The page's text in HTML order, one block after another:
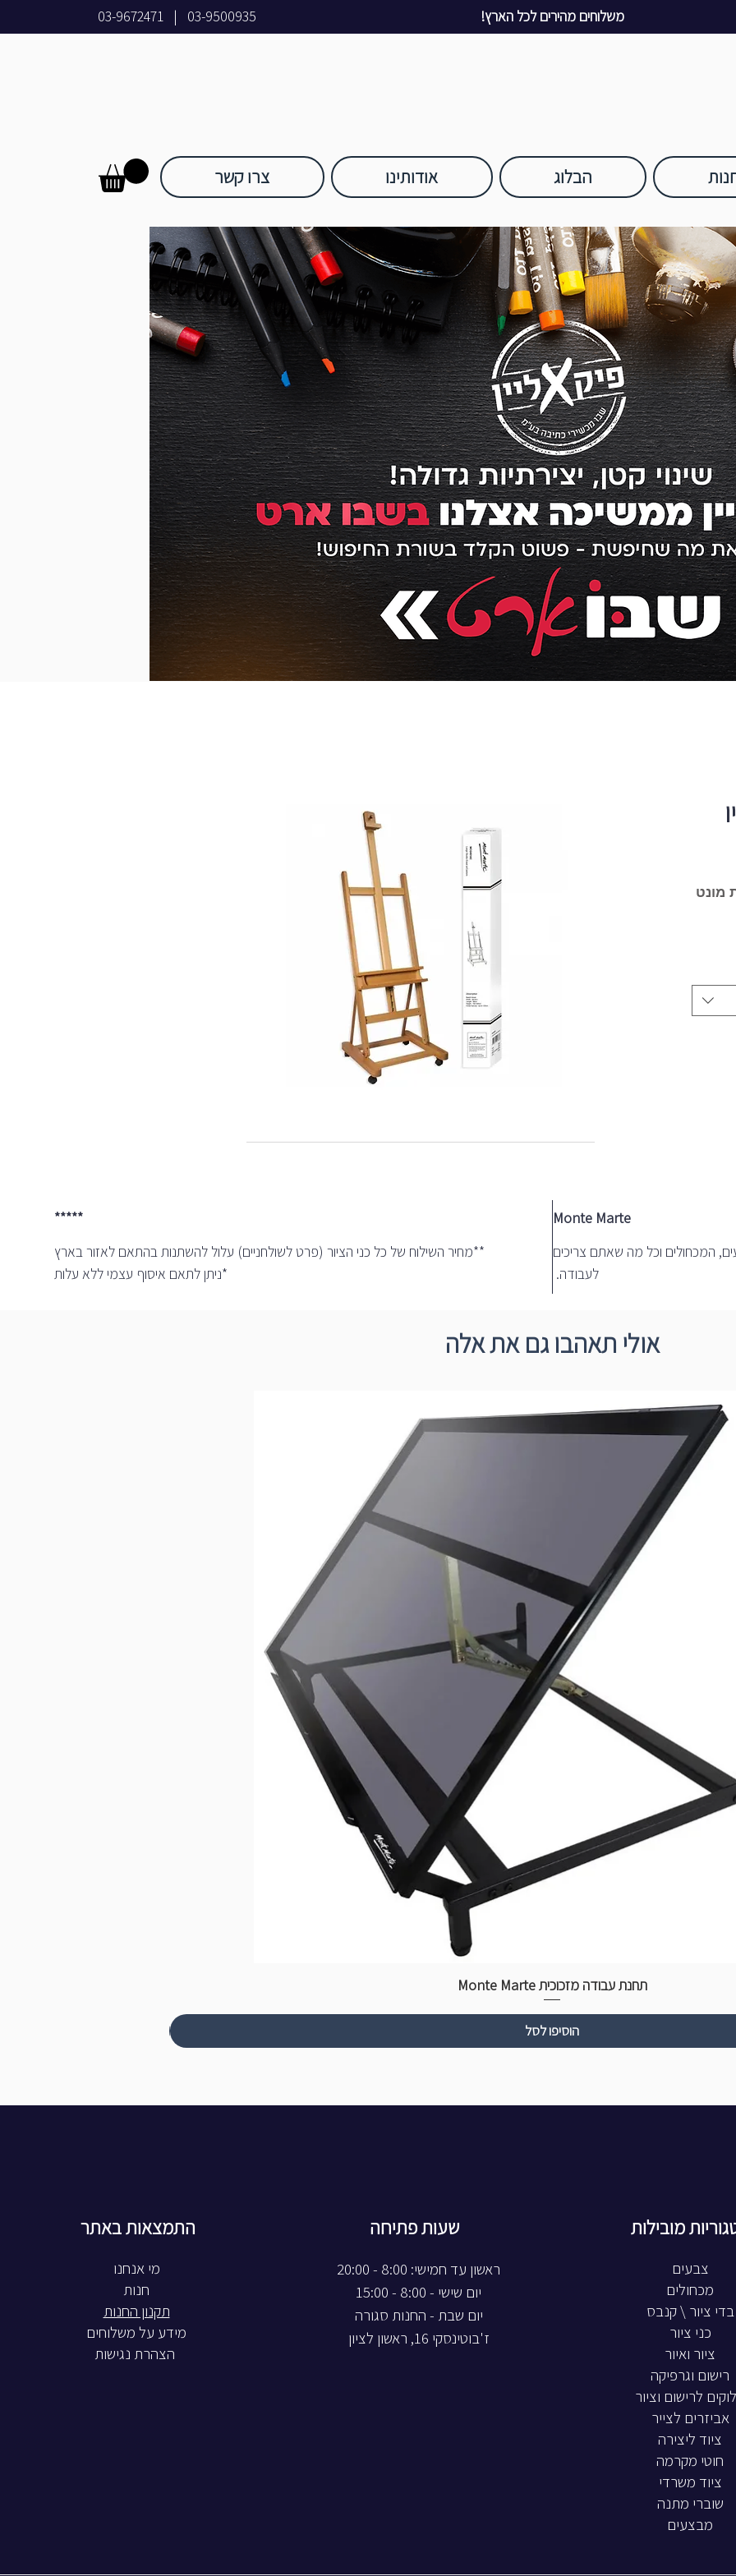
03-9500935
|
03-9672471 משלוחים מהירים לכל הארץ!
הבלוג אודותינו צרו קשר
מונט
Monte Marte
המכחולים וכל מה שאתם צריכים
לעבודה.
*****
**מחיר השילוח של כל כני הציור (פרט לשולחניים) עלול להשתנות בהתאם לאזור בארץ
*ניתן לתאם איסוף עצמי ללא עלות
אולי תאהבו גם את אלה
תחנת עבודה מזכוכית Monte Marte
הוסיפו לסל
התמצאות באתר
חנות
תקנון החנות
מידע על משלוחים
שעות פתיחה
ראשון עד חמישי: 8:00 - 20:00
יום שישי - 8:00 - 15:00
יום שבת - החנות סגורה
ז'בוטינסקי 16, ראשון לציון
מובילות
צבעים
מכחולים
בדי ציור \ קנבס
כני ציור
ציור ואיור
רישום וגרפיקה
לרישום וציור
אביזרים לצייר
ציוד ליצירה
חוטי מקרמה
ציוד משרדי
שוברי מתנה
מבצעים